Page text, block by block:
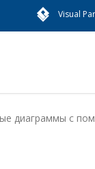
Visual
диаграммы с